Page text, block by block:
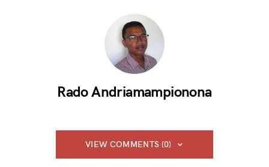
Rado Andriamampionona
VIEW COMMENTS (0)